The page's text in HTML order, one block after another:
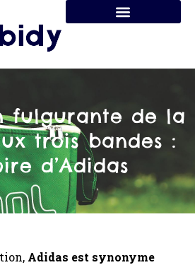
fulgurante de la
trois bandes :
d’Adidas
Adidas est synonyme